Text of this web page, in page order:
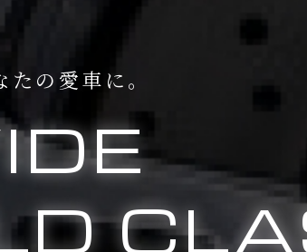
たの愛車に。